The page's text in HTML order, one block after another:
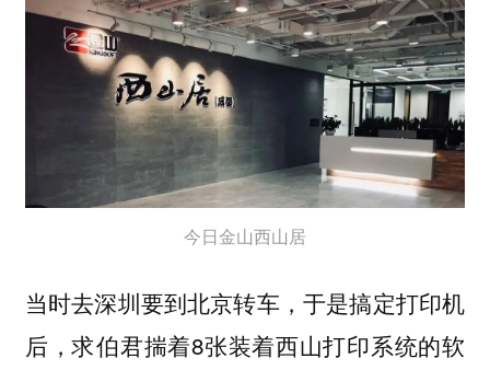
今日金山西山居‍‍‍‍‍‍‍
当时去深圳要到北京转车，于是搞定打印机
后，求伯君揣着8张装着西山打印系统的软